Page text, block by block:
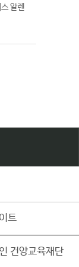
알렌
이트
인 건양교육재단